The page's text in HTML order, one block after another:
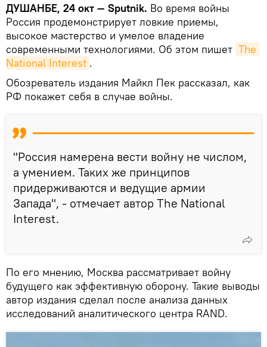
ДУШАНБЕ, 24 окт — Sputnik. Во время войны
Россия продемонстрирует ловкие приемы,
высокое мастерство и умелое владение
современными технологиями. Об этом пишет The
National Interest .
Обозреватель издания Майкл Пек рассказал, как
РФ покажет себя в случае войны.
"Россия намерена вести войну не числом,
а умением. Таких же принципов
придерживаются и ведущие армии
Запада", - отмечает автор The National
Interest.
По его мнению, Москва рассматривает войну
будущего как эффективную оборону. Такие выводы
автор издания сделал после анализа данных
исследований аналитического центра RAND.